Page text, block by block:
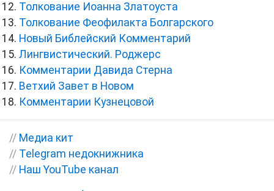
Толкование Иоанна Златоуста
Толкование Феофилакта Болгарского
Новый Библейский Комментарий
Лингвистический. Роджерс
Комментарии Давида Стерна
Ветхий Завет в Новом
Комментарии Кузнецовой
// Медиа кит
// Telegram недокнижника
// Наш YouTube канал